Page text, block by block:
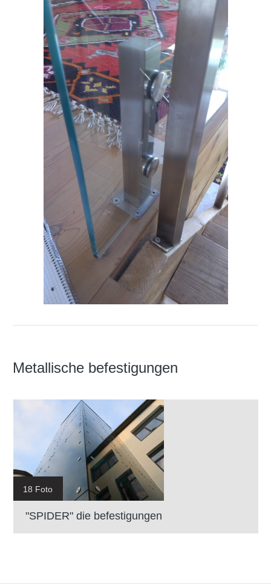
Metallische befestigungen
18 Foto
"SPIDER" die befestigungen